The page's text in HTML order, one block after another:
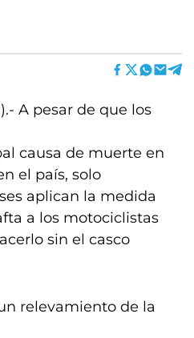
A pesar de que los
causa de muerte en
el país, solo
aplican la medida
a los motociclistas
sin el casco
relevamiento de la